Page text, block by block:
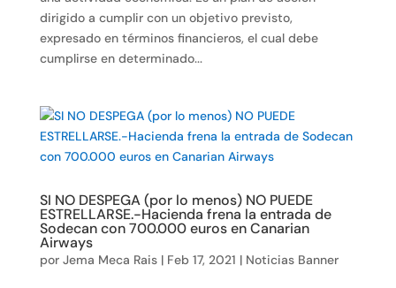
dirigido a cumplir con un objetivo previsto,
expresado en términos financieros, el cual debe
cumplirse en determinado...
SI NO DESPEGA (por lo menos) NO PUEDE
ESTRELLARSE.-Hacienda frena la entrada de
Sodecan con 700.000 euros en Canarian
Airways
por Jema Meca Rais| Feb 17, 2021 | Noticias Banner